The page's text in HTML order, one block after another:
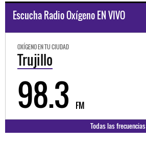
Escucha Radio Oxígeno EN VIVO
OXÍGENO EN TU CIUDAD
Trujillo
98.3 FM
Todas las frecuencias